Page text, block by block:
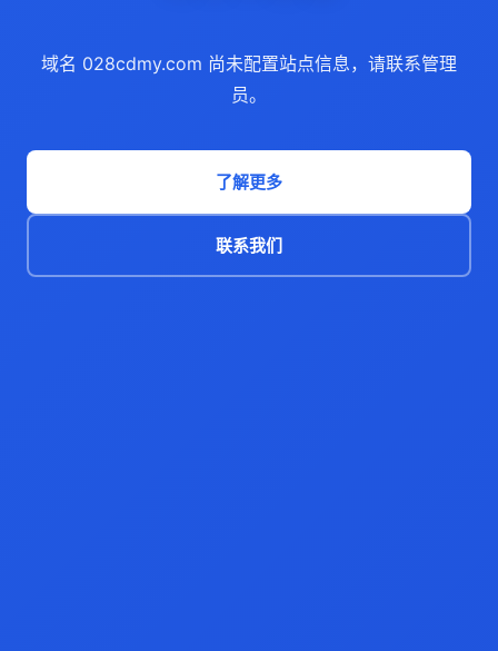
域名 028cdmy.com 尚未配置站点信息，请联系管理
员。
了解更多
联系我们